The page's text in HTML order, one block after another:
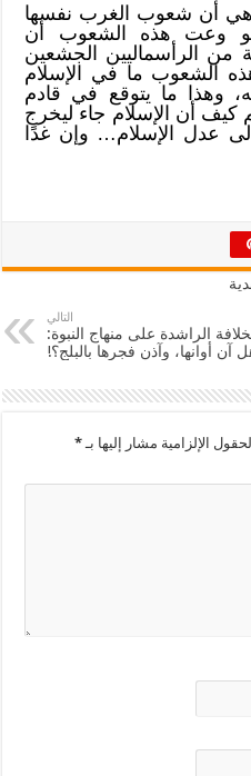
أن شعوب الغرب نفسها
ولو وعت هذه الشعوب أن
من الرأسماليين الجشعين
الشعوب ما في الإسلام
وهذا ما يتوقع في قادم
كيف أن الإسلام جاء ليخرج
عدل الإسلام… وإن غدًا
التالي
الراشدة على منهاج النبوة:
آن أوانها، وآذن فجرها بالبلج؟!
الإلزامية مشار إليها بـ*